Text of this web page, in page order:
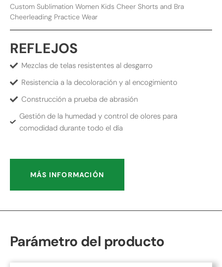
Custom Sublimation Women Kids Cheer Shorts and Bra
Cheerleading Practice Wear
REFLEJOS
Mezclas de telas resistentes al desgarro
Resistencia a la decoloración y al encogimiento
Construcción a prueba de abrasión
Gestión de la humedad y control de olores para
comodidad durante todo el día
MÁS INFORMACIÓN
Parámetro del producto